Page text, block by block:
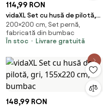
114,99 RON
vidaXL Set cu husă de pilotă,
gri, 200x200 cm, bumbac
200×200 cm, Set pernă,
fabricată din bumbac
În stoc
Livrare gratuită
148,99 RON